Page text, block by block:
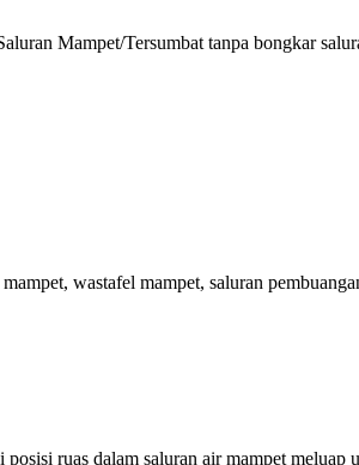
Mampet/Tersumbat tanpa bongkar
wastafel mampet, saluran
ruas dalam saluran air mampet meluap